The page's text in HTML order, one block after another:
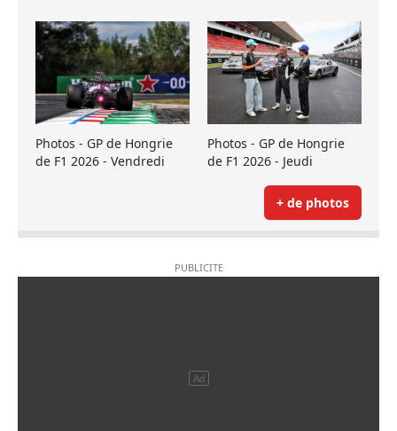
Photos - GP de Hongrie
de F1 2026 - Vendredi
Photos - GP de Hongrie
de F1 2026 - Jeudi
+ de photos